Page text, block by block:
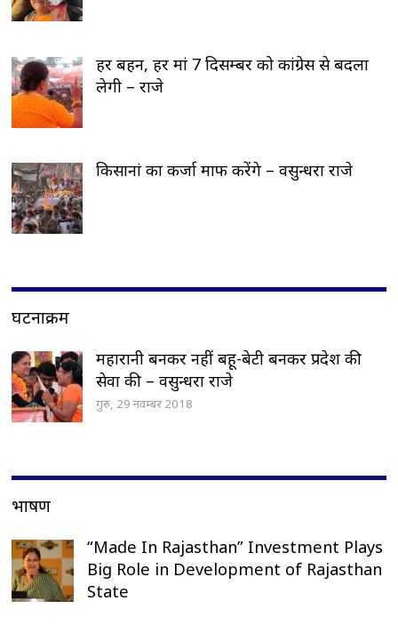
हर बहन, हर मां 7 दिसम्बर को कांग्रेस से बदला
लेगी – राजे
किसानां का कर्जा माफ करेंगे – वसुन्धरा राजे
घटनाक्रम
महारानी बनकर नहीं बहू-बेटी बनकर प्रदेश की
सेवा की – वसुन्धरा राजे
गुरु, 29 नवम्बर 2018
भाषण
“Made In Rajasthan” Investment Plays
Big Role in Development of Rajasthan
State